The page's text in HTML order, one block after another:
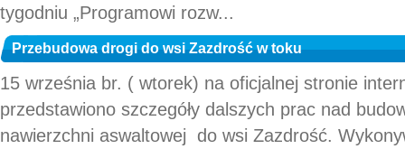
tygodniu „Programowi rozw...
Przebudowa drogi do wsi Zazdrość w toku
15 września br. ( wtorek) na oficjalnej stronie
przedstawiono szczegóły dalszych prac nad
nawierzchni aswaltowej do wsi Zazdrość.